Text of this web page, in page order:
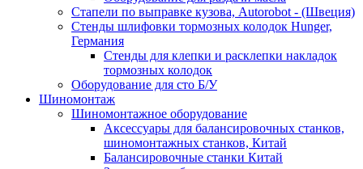
Стапели по выправке кузова, Autorobot - (Швеция)
Стенды шлифовки тормозных колодок Hunger,
Германия
Стенды для клепки и расклепки накладок
тормозных колодок
Оборудование для сто Б/У
Шиномонтаж
Шиномонтажное оборудование
Аксессуары для балансировочных станков,
шиномонтажных станков, Китай
Балансировочные станки Китай